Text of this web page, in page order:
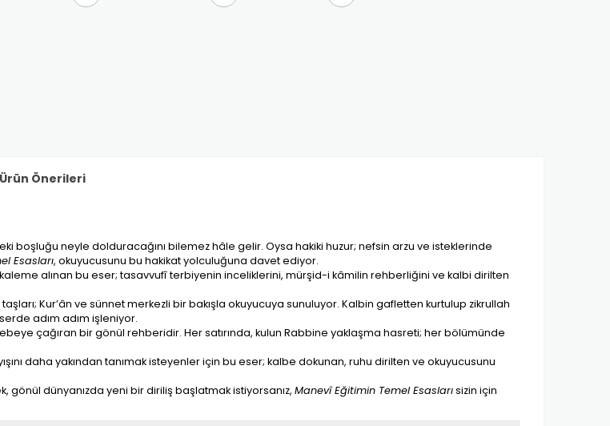
Ürün Önerileri
boşluğu neyle dolduracağını bilemez hâle gelir. Oysa hakiki huzur; nefsin arzu ve isteklerinde
Esasları, okuyucusunu bu hakikat yolculuğuna davet ediyor.
alınan bu eser; tasavvufî terbiyenin inceliklerini, mürşid-i kâmilin rehberliğini ve kalbi dirilten
Kur’ân ve sünnet merkezli bir bakışla okuyucuya sunuluyor. Kalbin gafletten kurtulup zikrullah
adım adım işleniyor.
çağıran bir gönül rehberidir. Her satırında, kulun Rabbine yaklaşma hasreti; her bölümünde
daha yakından tanımak isteyenler için bu eser; kalbe dokunan, ruhu dirilten ve okuyucusunu
gönül dünyanızda yeni bir diriliş başlatmak istiyorsanız, Manevî Eğitimin Temel Esaslarısizin için